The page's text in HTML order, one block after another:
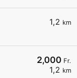
1,2 km
2,000 Fr.
1,2 km